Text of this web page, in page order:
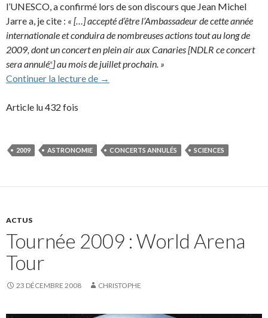
l’UNESCO, a confirmé lors de son discours que Jean Michel
Jarre a, je cite : « […] accepté d’être l’Ambassadeur de cette année
internationale et conduira de nombreuses actions tout au long de
2009, dont un concert en plein air aux Canaries [NDLR ce concert
sera annulé*] au mois de juillet prochain. »
Continuer la lecture de JMJ ambassadeur de l’année de
→
Article lu 432 fois
2009 ASTRONOMIE CONCERTS ANNULÉS SCIENCES
ACTUS
Tournée 2009 : World Arena
Tour
23 DÉCEMBRE 2008 CHRISTOPHE